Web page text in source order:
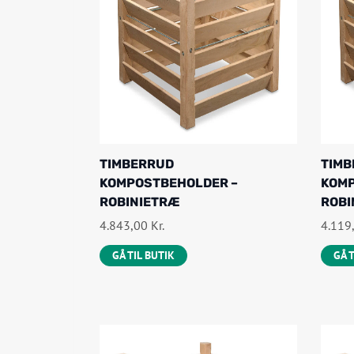
TIMBERRUD
KOMPOSTBEHOLDER –
ROBINIETRÆ
4.843,00 Kr.
GÅ TIL BUTIK GÅ